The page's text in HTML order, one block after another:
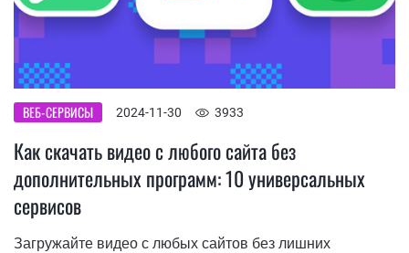
ВЕБ-СЕРВИСЫ 2024-11-30 3933
Как скачать видео с любого сайта без
дополнительных программ: 10 универсальных
сервисов
Загружайте видео с любых сайтов без лишних